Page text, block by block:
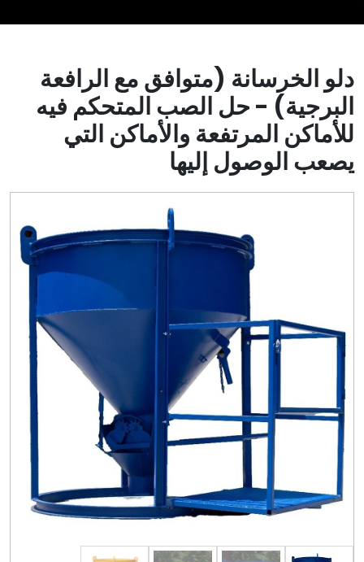
دلو الخرسانة (متوافق مع الرافعة
البرجية) - حل الصب المتحكم فيه
للأماكن المرتفعة والأماكن التي
يصعب الوصول إليها